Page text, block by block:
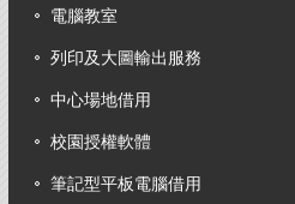
電腦教室
列印及大圖輸出服務
中心場地借用
校園授權軟體
筆記型平板電腦借用